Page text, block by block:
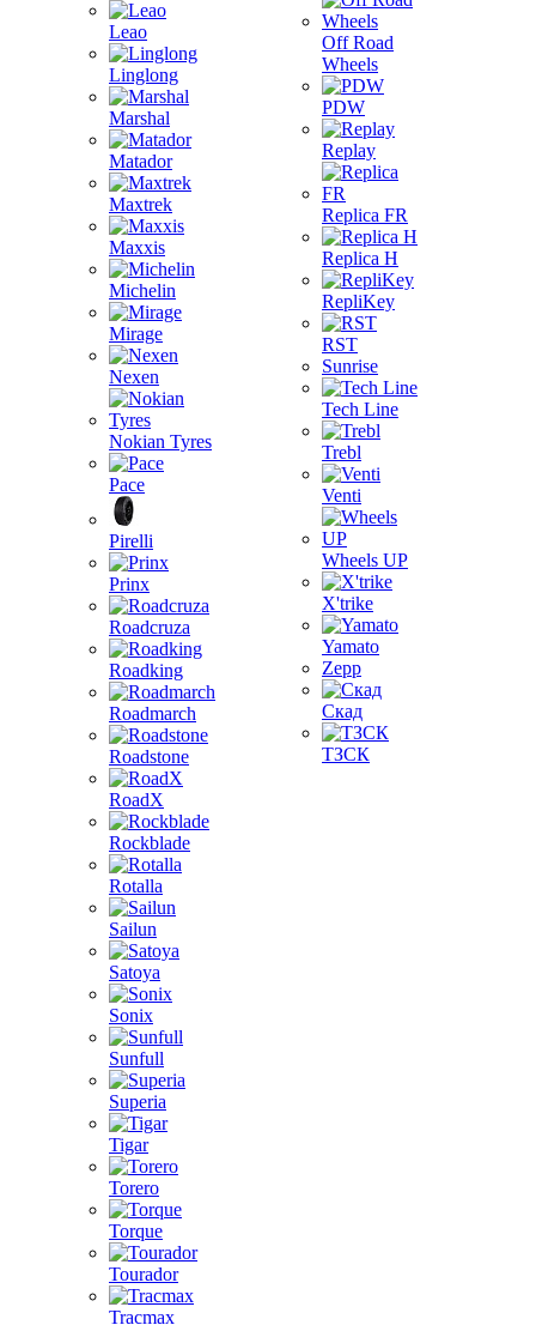
Leao
Linglong
Marshal
Matador
Maxtrek
Maxxis
Michelin
Mirage
Nexen
Nokian Tyres
Pace
Pirelli
Prinx
Roadcruza
Roadking
Roadmarch
Roadstone
RoadX
Rockblade
Rotalla
Sailun
Satoya
Sonix
Sunfull
Superia
Tigar
Torero
Torque
Tourador
Tracmax
Off Road
Wheels
PDW
Replay
Replica FR
Replica H
RepliKey
RST
Sunrise
Tech Line
Trebl
Venti
Wheels UP
X'trike
Yamato
Zepp
Скад
ТЗСК